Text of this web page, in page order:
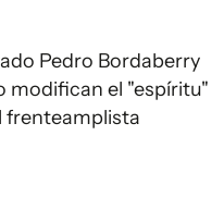
Pedro Bordaberry
modifican el "espíritu"
frenteamplista